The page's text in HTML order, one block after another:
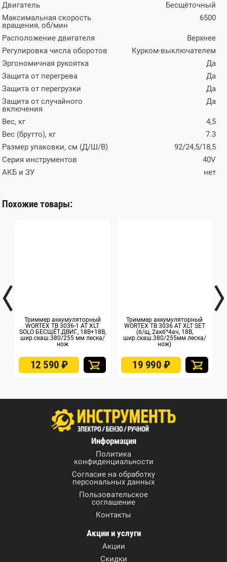
Двигатель
Бесщёточный
Максимальная скорость
вращения, об/мин
6500
Расположение двигателя
Верхнее
Регулировка числа оборотов
Курком-выключателем
Эргономичная рукоятка
Да
Защита от перегрева
Да
Защита от перегрузки
Да
Защита от случайного
включения
Да
Вес, кг
4,5
Вес (брутто), кг
7.3
Размер упаковки, см (Д/Ш/В)
92/24,5/18,5
Серия инструментов
40V
АКБ и ЗУ
нет
Похожие товары:
Триммер аккумуляторный
WORTEX TB 3036-1 AT XLT
SOLO БЕСЩЁТ.ДВИГ., 18В+18В,
шир.скаш.380/255 мм леска/
нож
12 590 ₽
Триммер аккумуляторный
WORTEX TB 3036 AT XLT SET
(б/щ, 2акб*4ач, 18В,
шир.скаш.380/255мм леска/
нож)
19 990 ₽
Информация
Политика
конфиденциальности
Согласие на обработку
персональных данных
Пользовательское
соглашение
Контакты
Акции и услуги
Акции
Скидки